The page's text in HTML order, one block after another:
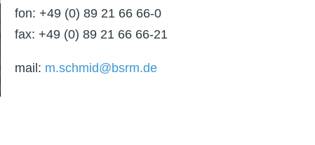
fon: +49 (0) 89 21 66 66-0
fax: +49 (0) 89 21 66 66-21
mail: m.schmid@bsrm.de